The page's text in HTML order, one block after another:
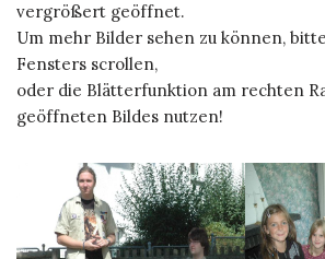
vergrößert geöffnet.
Um mehr Bilder sehen zu können,
Fensters scrollen,
oder die Blätterfunktion am rechten
geöffneten Bildes nutzen!